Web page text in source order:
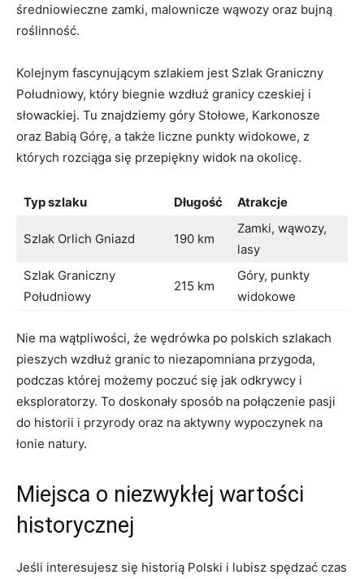
średniowieczne zamki, malownicze wąwozy oraz bujną⁢
roślinność.
Kolejnym ⁢fascynującym szlakiem jest Szlak Graniczny
Południowy, który biegnie wzdłuż⁣ granicy czeskiej⁢ i
słowackiej. Tu znajdziemy ​góry Stołowe, Karkonosze
oraz Babią⁣ Górę, a także ⁣liczne punkty⁤ widokowe, z
których rozciąga się przepiękny widok na ‍okolicę.
Typ szlaku Długość Atrakcje
Szlak⁢ Orlich Gniazd 190 km
Zamki, wąwozy,
lasy
Szlak Graniczny
Południowy
215 km
Góry, punkty​
widokowe
Nie‌ ma wątpliwości, że wędrówka ‍po polskich ‍szlakach
pieszych wzdłuż granic ​to niezapomniana przygoda, ​
podczas której⁤ możemy poczuć się jak odkrywcy‌ i
‌eksploratorzy.‌ To⁣ doskonały sposób na połączenie ⁣pasji
do historii⁣ i przyrody oraz na aktywny wypoczynek‍ na
łonie natury.
Miejsca ​o niezwykłej wartości
historycznej
Jeśli ‌interesujesz się⁤ historią Polski ⁢i lubisz spędzać ⁣czas